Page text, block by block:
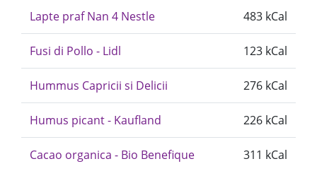
Lapte praf Nan 4 Nestle 483 kCal
Fusi di Pollo - Lidl 123 kCal
Hummus Capricii si Delicii 276 kCal
Humus picant - Kaufland 226 kCal
Cacao organica - Bio Benefique 311 kCal